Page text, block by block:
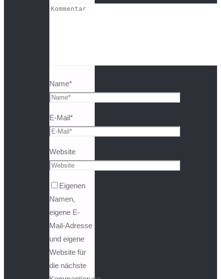
Name*
E-Mail*
Website
Eigenen
Namen,
eigene E-
Mail-Adresse
und eigene
Website für
die nächste